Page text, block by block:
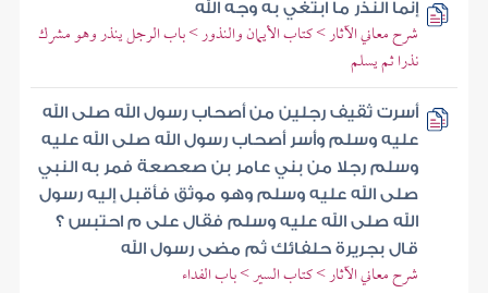
إنما النذر ما ابتغي به وجه الله
شرح معاني الآثار > كتاب الأيمان والنذور > باب الرجل ينذر وهو مشرك
نذرا ثم يسلم
أسرت ثقيف رجلين من أصحاب رسول الله صلى الله
عليه وسلم وأسر أصحاب رسول الله صلى الله عليه
وسلم رجلا من بني عامر بن صعصعة فمر به النبي
صلى الله عليه وسلم وهو موثق فأقبل إليه رسول
الله صلى الله عليه وسلم فقال على م احتبس ؟
قال بجريرة حلفائك ثم مضى رسول الله
شرح معاني الآثار > كتاب السير > باب الفداء